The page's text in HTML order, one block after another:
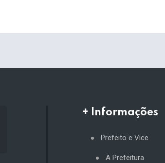
+ Informações
Prefeito e Vice
A Prefeitura